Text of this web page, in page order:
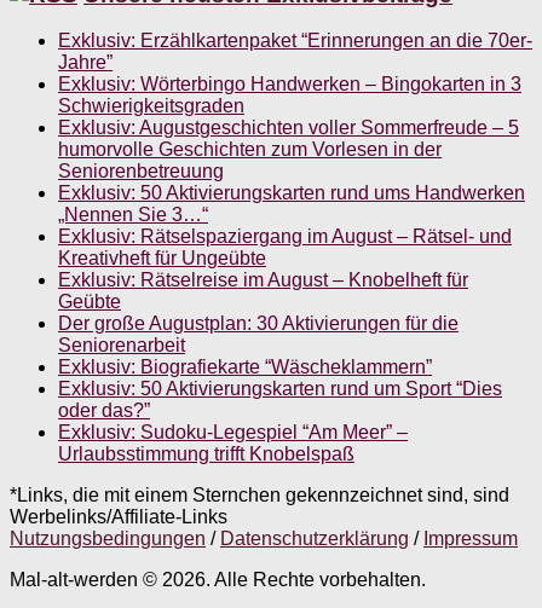
Exklusiv: Erzählkartenpaket “Erinnerungen an die 70er-
Jahre”
Exklusiv: Wörterbingo Handwerken – Bingokarten in 3
Schwierigkeitsgraden
Exklusiv: Augustgeschichten voller Sommerfreude – 5
humorvolle Geschichten zum Vorlesen in der
Seniorenbetreuung
Exklusiv: 50 Aktivierungskarten rund ums Handwerken
„Nennen Sie 3…“
Exklusiv: Rätselspaziergang im August – Rätsel- und
Kreativheft für Ungeübte
Exklusiv: Rätselreise im August – Knobelheft für
Geübte
Der große Augustplan: 30 Aktivierungen für die
Seniorenarbeit
Exklusiv: Biografiekarte “Wäscheklammern”
Exklusiv: 50 Aktivierungskarten rund um Sport “Dies
oder das?”
Exklusiv: Sudoku-Legespiel “Am Meer” –
Urlaubsstimmung trifft Knobelspaß
*Links, die mit einem Sternchen gekennzeichnet sind, sind
Werbelinks/Affiliate-Links
Nutzungsbedingungen / Datenschutzerklärung / Impressum
Mal-alt-werden © 2026. Alle Rechte vorbehalten.